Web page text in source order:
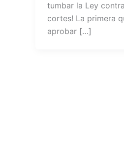
tumbar la Ley
cortes! La primera
aprobar […]